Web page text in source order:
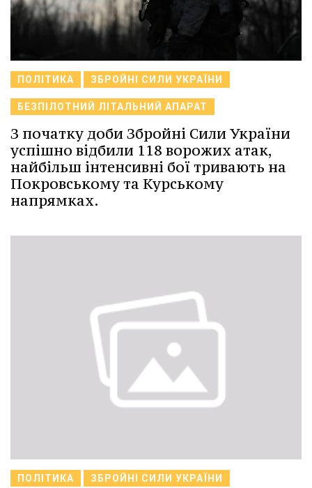
ПОЛІТИКА ЗБРОЙНІ СИЛИ УКРАЇНИ
БЕЗПІЛОТНИЙ ЛІТАЛЬНИЙ АПАРАТ
З початку доби Збройні Сили України
успішно відбили 118 ворожих атак,
найбільш інтенсивні бої тривають на
Покровському та Курському
напрямках.
ПОЛІТИКА ЗБРОЙНІ СИЛИ УКРАЇНИ